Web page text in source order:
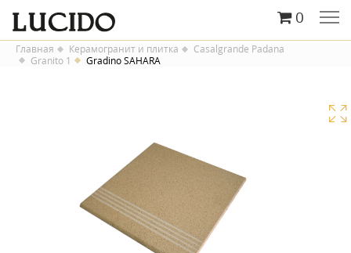
0
Главная Керамогранит и плитка
Casalgrande Padana
Granito 1
Gradino SAHARA